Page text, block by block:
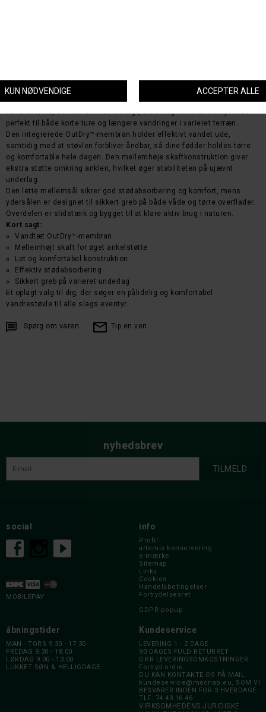
underlag
Columbia Sportswear Peakfreak™ II Mid OutDry™ er en alsidig
vandrestøvle, der kombinerer letvægt, støtte og vandtæt beskyttelse –
perfekt til både korte ture og længere vandringer i varieret terræn.
Den integrerede OutDry™-membran holder effektivt vandet ude,
samtidig med at støvlen forbliver åndbar, så dine fødder holdes tørre
og komfortable hele dagen. Den mellemhøje skaftkonstruktion giver
ekstra støtte omkring anklen, hvilket øger stabiliteten på ujævnt
underlag.
Den lette mellemsål sikrer god stødabsorbering og komfort, mens
ydersålen er designet til sikkert greb på både våde og tørre overflader.
Overdelen er slidstærk og bygget til at klare aktiv brug i naturen.
Kort sagt:
Vandtæt OutDry™-membran
Mellemhøjt skaft for øget ankelstøtte
Let og komfortabel konstruktion
Effektiv stødabsorbering
Sikkert greb på varieret underlag
Et oplagt valg til dig, der søger en pålidelig og komfortabel
vandrestøvle til alle slags eventyr.
Spørg om varen Tip en ven
nyhedsbrev
social
MOBILEPAY
info
Profil
artemis konservering
e-mærke
Sitemap
Links
Cookies
Handelsbetingelser
Fortrydelsesret
GDPR-popup
åbningstider
MAN - TORS 9.30 - 17.30
FREDAG 9.30 - 18.00
LØRDAG 9.00 - 13.00
LUKKET SØN & HELLIGDAGE
Kundeservice
LEVERING 1 - 2 DAGE
90 DAGES FULD RETURRET
0 KR LEVERINGSOMKOSTNINGER
Fortryd ordre
DU KAN KONTAKTE OS PÅ MAIL
kundeservice@macnab.eu, SOM VI
BESVARER INDEN FOR 3 HVERDAGE
TLF: 74 43 16 46
VIRKSOMHEDENS JURIDISKE